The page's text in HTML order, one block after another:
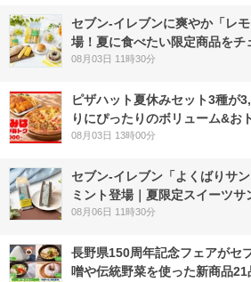
セブン‐イレブンに爽やか「レ
場！夏に食べたい限定商品をチ
08月03日 11時30分
ピザハット夏休みセット3種が
りにぴったりのボリューム&お
08月03日 13時00分
セブン‐イレブン「よくばりサ
ミント登場｜夏限定スイーツサ
08月06日 11時30分
長野県150周年記念フェアが
噌や伝統野菜を使った新商品21